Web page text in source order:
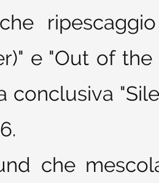
e "Out of
conclusiva
che